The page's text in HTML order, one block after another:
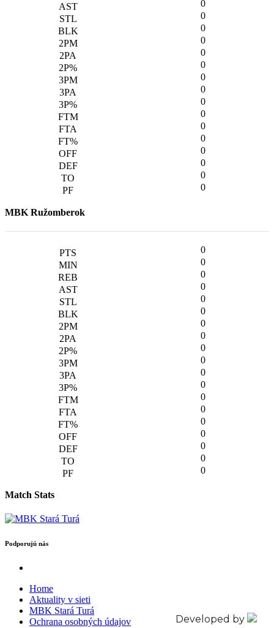
0
0
0
0
0
0
0
0
0
0
0
0
0
0
0
0
MBK Ružomberok
0
0
0
0
0
0
0
0
0
0
0
0
0
0
0
0
0
0
0
Match Stats
Podporujú nás
Home
Aktuality v sieti
MBK Stará Turá
Ochrana osobných údajov
Developed by